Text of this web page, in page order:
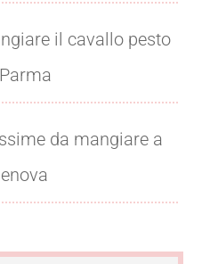
il cavallo pesto
da mangiare a